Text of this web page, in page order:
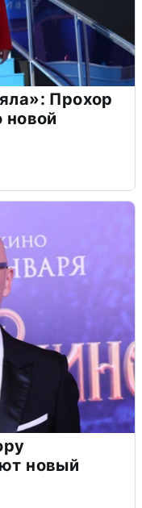
Прохор
новой
новый